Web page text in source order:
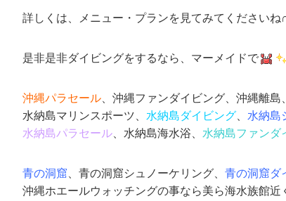
詳しくは、メニュー・プランを見てみてください
是非是非ダイビングをするなら、マーメイドで
沖縄パラセール 、沖縄ファンダイビング、沖縄離島、
水納島マリンスポーツ、 水納島ダイビング 水納島
水納島パラセール 、水納島海水浴、 水納島ファンダ
青の洞窟 、青の洞窟シュノーケリング、 青の洞窟ダ
沖縄ホエールウォッチングの事なら美ら海水族館近